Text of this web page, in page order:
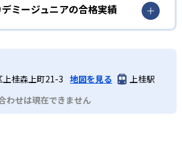
。ロボティクスプロフェッサーコース
（未来ロボット技術研究センター）
グラマーとして活躍する鳥井雪 氏で、科
大学iCeMS特定助教の樋口雅一 氏。さ
ドバイザーには東京大学先端科学技術
西成活裕 氏と、各分野の第一線で活躍
アドバイザーとして名を連ねる。
の実験を通して、子どもの好奇心を喚
学びを継続したい子ども
成するロボット教室、スモールステッ
どもが楽しみながら学びを継続できる
る。
ージュニアは、ロボット教室、プログ
学教室、さんすう数学教室と多彩なコー
リエイターや研究者などの専門家が監
、子どもの探究意欲を引き出すことが
以上の教室ネットワークや全国大会を通
動により、同世代の仲間と切磋琢磨で
続的な学習意欲を維持しやすい点も大
。
各教室やコースの開講頻度は月1～2回
ミージュニアの合格実績
ージュニアは合格実績を公式サイトで
上桂森上町21-3 地図を見る
上桂駅
わせは現在できません